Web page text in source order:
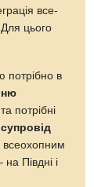
все-
Для цього
потрібно в
потрібні
Півдні і